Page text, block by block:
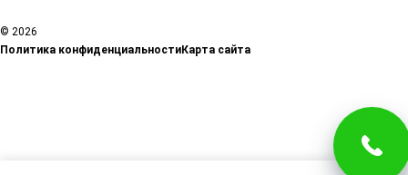
© 2026
Политика конфиденциальностиКарта сайта